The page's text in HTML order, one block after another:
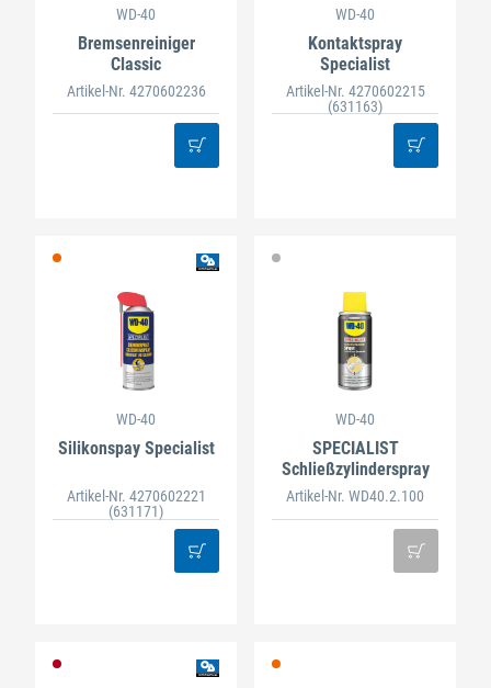
WD-40
Bremsenreiniger
Classic
Artikel-Nr. 4270602236
WD-40
Kontaktspray
Specialist
Artikel-Nr. 4270602215
(631163)
WD-40
Silikonspay Specialist
Artikel-Nr. 4270602221
(631171)
WD-40
SPECIALIST
Schließzylinderspray
Artikel-Nr. WD40.2.100